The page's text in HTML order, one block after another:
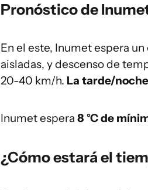
Pronóstico de
En el este, Inumet espera
aisladas, y descenso de
20-40 km/h. La tarde/noche
Inumet espera 8 °C de
¿Cómo estará el